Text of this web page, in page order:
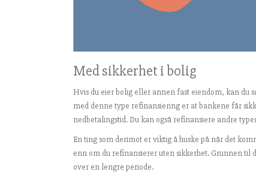
Med sikkerhet i bolig
Hvis du eier bolig eller annen fast eiendom, kan du
med denne type refinansiering er at bankene får
nedbetalingstid. Du kan også refinansiere andre
En ting som derimot er viktig å huske på når det
enn om du refinansierer uten sikkerhet. Grunnen til
over en lengre periode.